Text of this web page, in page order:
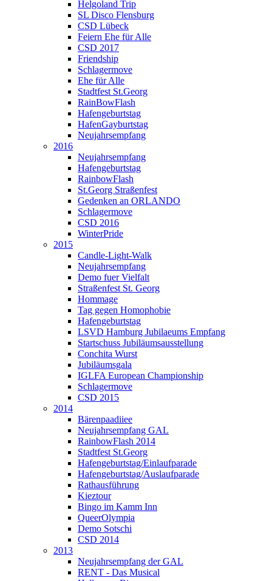
Helgoland Trip
SL Disco Flensburg
CSD Lübeck
Feiern Ehe für Alle
CSD 2017
Friendship
Schlagermove
Ehe für Alle
Stadtfest St.Georg
RainBowFlash
Hafengeburtstag
HafenGayburtstag
Neujahrsempfang
2016
Neujahrsempfang
Hafengeburtstag
RainbowFlash
St.Georg Straßenfest
Gedenken an ORLANDO
Schlagermove
CSD 2016
WinterPride
2015
Candle-Light-Walk
Neujahrsempfang
Demo fuer Vielfalt
Straßenfest St. Georg
Hommage
Tag gegen Homophobie
Hafengeburtstag
LSVD Hamburg Jubilaeums Empfang
Startschuss Jubiläumsausstellung
Conchita Wurst
Jubiläumsgala
IGLFA European Championship
Schlagermove
CSD 2015
2014
Bärenpaadiiee
Neujahrsempfang GAL
RainbowFlash 2014
Stadtfest St.Georg
Hafengeburtstag/Einlaufparade
Hafengeburtstag/Auslaufparade
Rathausführung
Kieztour
Bingo im Kamm Inn
QueerOlympia
Demo Sotschi
CSD 2014
2013
Neujahrsempfang der GAL
RENT - Das Musical